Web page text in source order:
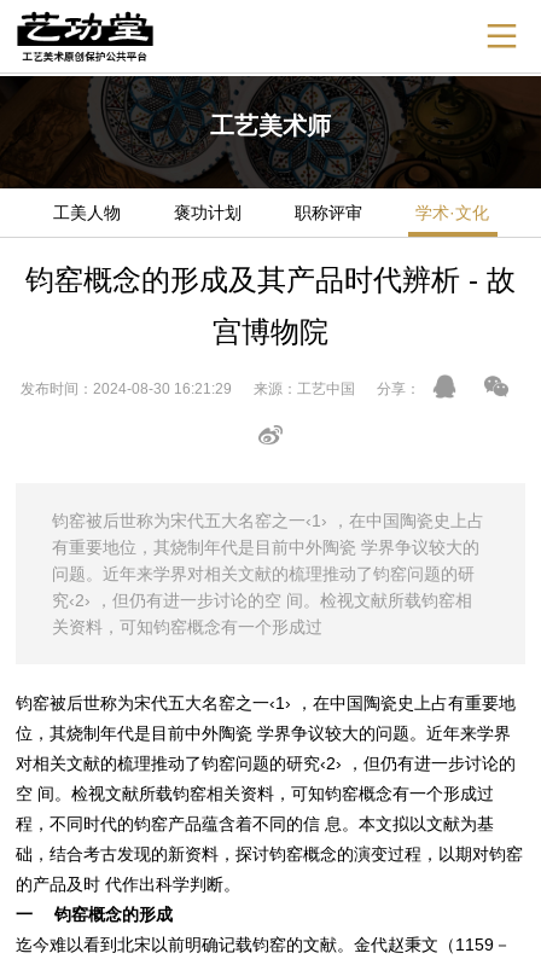
工艺美术师
工美人物 褒功计划 职称评审 学术·文化
钧窑概念的形成及其产品时代辨析 - 故
宫博物院
发布时间：2024-08-30 16:21:29 来源：工艺中国 分享：
钧窑被后世称为宋代五大名窑之一‹1› ，在中国陶瓷史上占
有重要地位，其烧制年代是目前中外陶瓷 学界争议较大的
问题。近年来学界对相关文献的梳理推动了钧窑问题的研
究‹2› ，但仍有进一步讨论的空 间。检视文献所载钧窑相
关资料，可知钧窑概念有一个形成过
钧窑被后世称为宋代五大名窑之一‹1› ，在中国陶瓷史上占有重要地
位，其烧制年代是目前中外陶瓷 学界争议较大的问题。近年来学界
对相关文献的梳理推动了钧窑问题的研究‹2› ，但仍有进一步讨论的
空 间。检视文献所载钧窑相关资料，可知钧窑概念有一个形成过
程，不同时代的钧窑产品蕴含着不同的信 息。本文拟以文献为基
础，结合考古发现的新资料，探讨钧窑概念的演变过程，以期对钧窑
的产品及时 代作出科学判断。
一 钧窑概念的形成
迄今难以看到北宋以前明确记载钧窑的文献。金代赵秉文（1159－